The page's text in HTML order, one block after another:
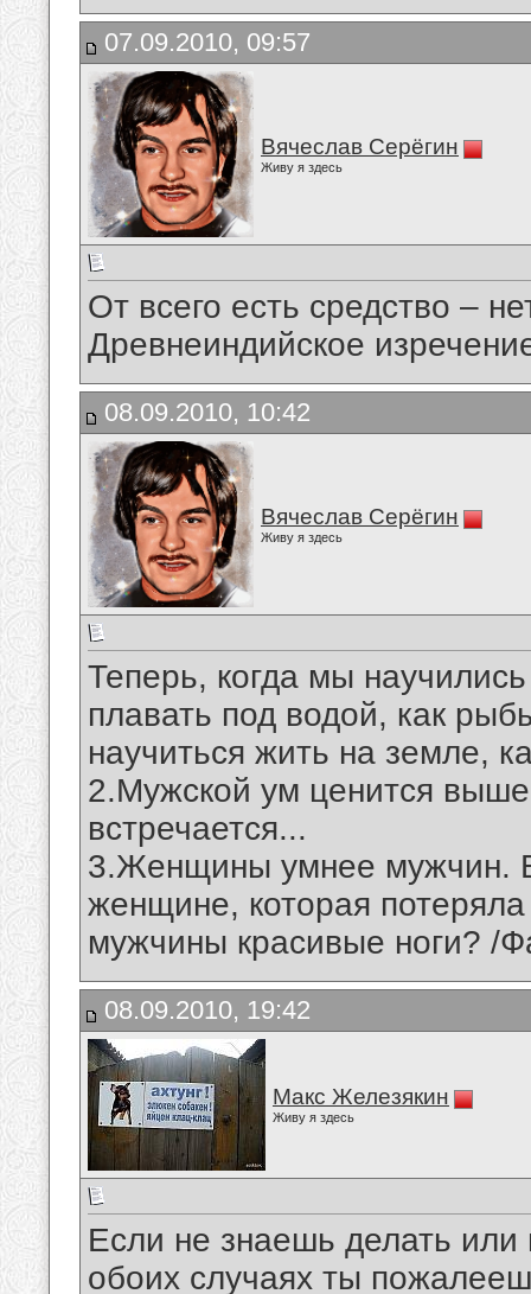
07.09.2010, 09:57
Вячеслав Серёгин
Живу я здесь
От всего есть средство –
Древнеиндийское
08.09.2010, 10:42
Вячеслав Серёгин
Живу я здесь
Теперь, когда мы
плавать под водой, как
научиться жить на земле,
2.Мужской ум ценится
встречается...
3.Женщины умнее мужчин.
женщине, которая потеряла
мужчины красивые ноги? /
08.09.2010, 19:42
Макс Железякин
Живу я здесь
Если не знаешь делать или
обоих случаях ты